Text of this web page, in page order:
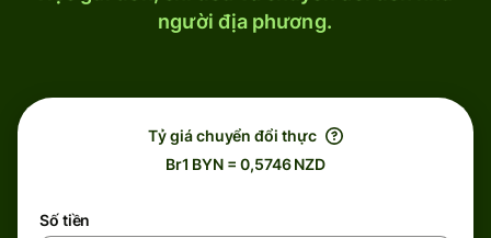
người địa phương.
Tỷ giá chuyển đổi thực
Br1 BYN = 0,5746 NZD
Số tiền